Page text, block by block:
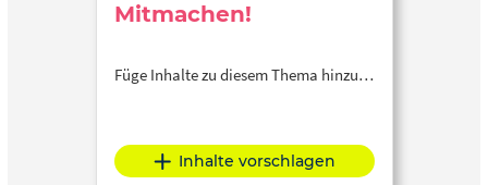
Mitmachen!
Füge Inhalte zu diesem Thema hinzu…
Inhalte vorschlagen